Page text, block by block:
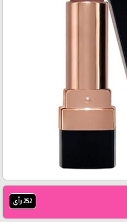
252 رأي